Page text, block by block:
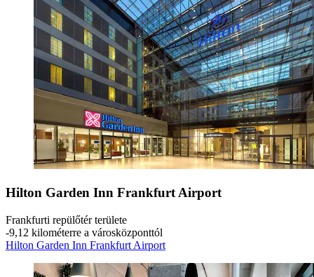
Hilton Garden Inn Frankfurt Airport
Frankfurti repülőtér területe
‐9,12 kilométerre a városközponttól
Hilton Garden Inn Frankfurt Airport